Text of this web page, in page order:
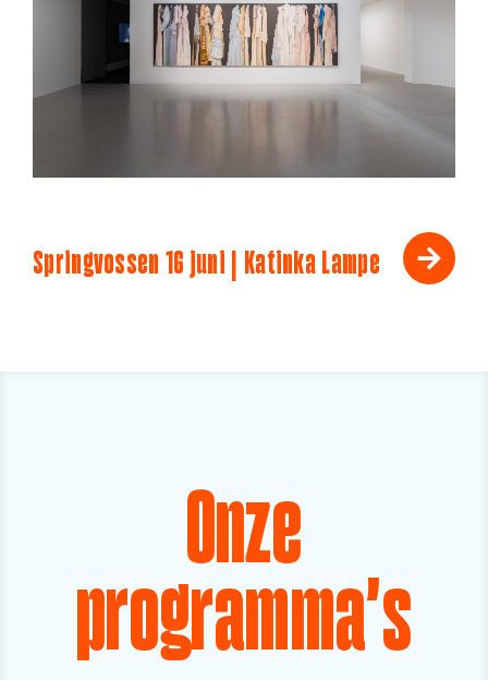
Springvossen 16 juni | Katinka Lampe
Onze
programma's